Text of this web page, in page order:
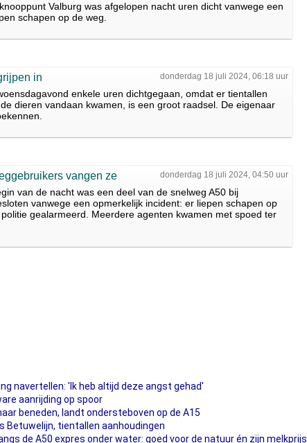
Valburg was afgelopen nacht uren dicht vanwege een
schapen op de weg.
donderdag 18 juli 2024, 06:18 uur
in
enkele uren dichtgegaan, omdat er tientallen
dieren vandaan kwamen, is een groot raadsel. De eigenaar
donderdag 18 juli 2024, 04:50 uur
vangen ze
van de nacht was een deel van de snelweg A50 bij
vanwege een opmerkelijk incident: er liepen schapen op
gealarmeerd. Meerdere agenten kwamen met spoed ter
navertellen: 'Ik heb altijd deze angst gehad'
aanrijding op spoor
beneden, landt ondersteboven op de A15
Betuwelijn, tientallen aanhoudingen
de A50 expres onder water: goed voor de natuur én zijn melkprijs